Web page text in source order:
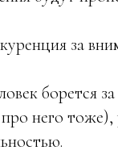
за
борется
него